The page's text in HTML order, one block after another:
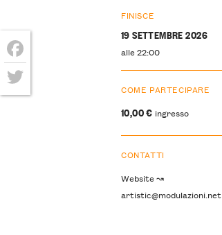
FINISCE
19 SETTEMBRE 2026
alle 22:00
COME PARTECIPARE
10,00 € ingresso
CONTATTI
Website ↝
artistic@modulazioni.net
Facebook
Twitter